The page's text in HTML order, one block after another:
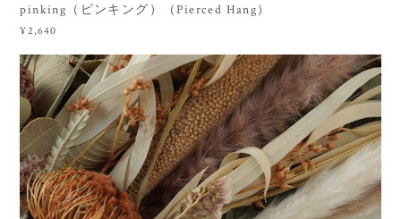
pinking（ピンキング）（Pierced Hang）
¥2,640